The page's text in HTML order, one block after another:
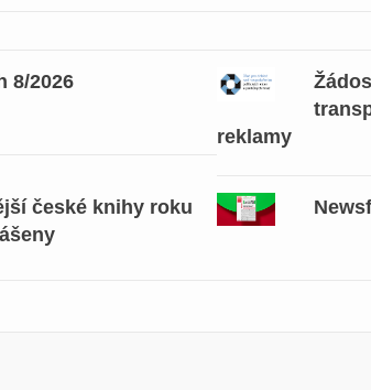
8/2026
reklamy
české knihy roku